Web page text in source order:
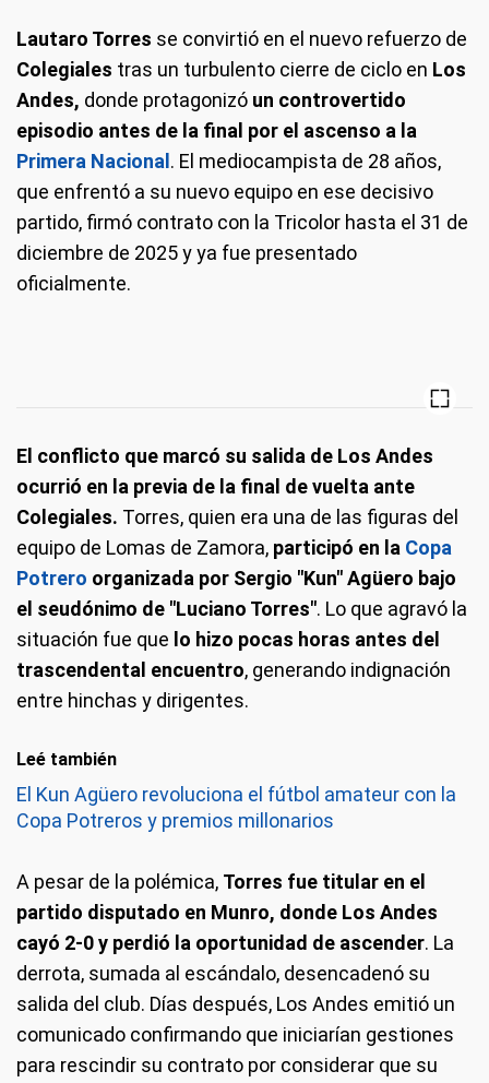
Lautaro Torres se convirtió en el nuevo refuerzo de
Colegiales tras un turbulento cierre de ciclo en Los
Andes, donde protagonizó un controvertido
episodio antes de la final por el ascenso a la
Primera Nacional . El mediocampista de 28 años,
que enfrentó a su nuevo equipo en ese decisivo
partido, firmó contrato con la Tricolor hasta el 31 de
diciembre de 2025 y ya fue presentado
oficialmente.
El conflicto que marcó su salida de Los Andes
ocurrió en la previa de la final de vuelta ante
Colegiales. Torres, quien era una de las figuras del
equipo de Lomas de Zamora, participó en la Copa
Potrero organizada por Sergio "Kun" Agüero bajo
el seudónimo de "Luciano Torres". Lo que agravó la
situación fue que lo hizo pocas horas antes del
trascendental encuentro, generando indignación
entre hinchas y dirigentes.
Leé también
El Kun Agüero revoluciona el fútbol amateur con la
Copa Potreros y premios millonarios
A pesar de la polémica, Torres fue titular en el
partido disputado en Munro, donde Los Andes
cayó 2-0 y perdió la oportunidad de ascender. La
derrota, sumada al escándalo, desencadenó su
salida del club. Días después, Los Andes emitió un
comunicado confirmando que iniciarían gestiones
para rescindir su contrato por considerar que su